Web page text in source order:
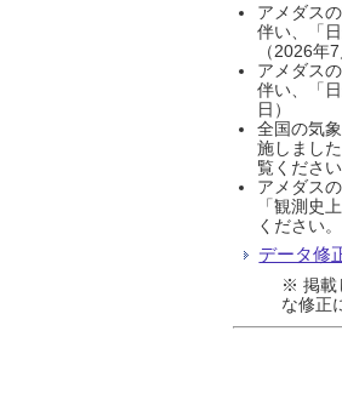
アメダス
伴い、「
（2026年
アメダス
伴い、「
日）
全国の気
施しまし
覧くださ
アメダス
「観測史
ください
データ修
※ 掲載
な修正